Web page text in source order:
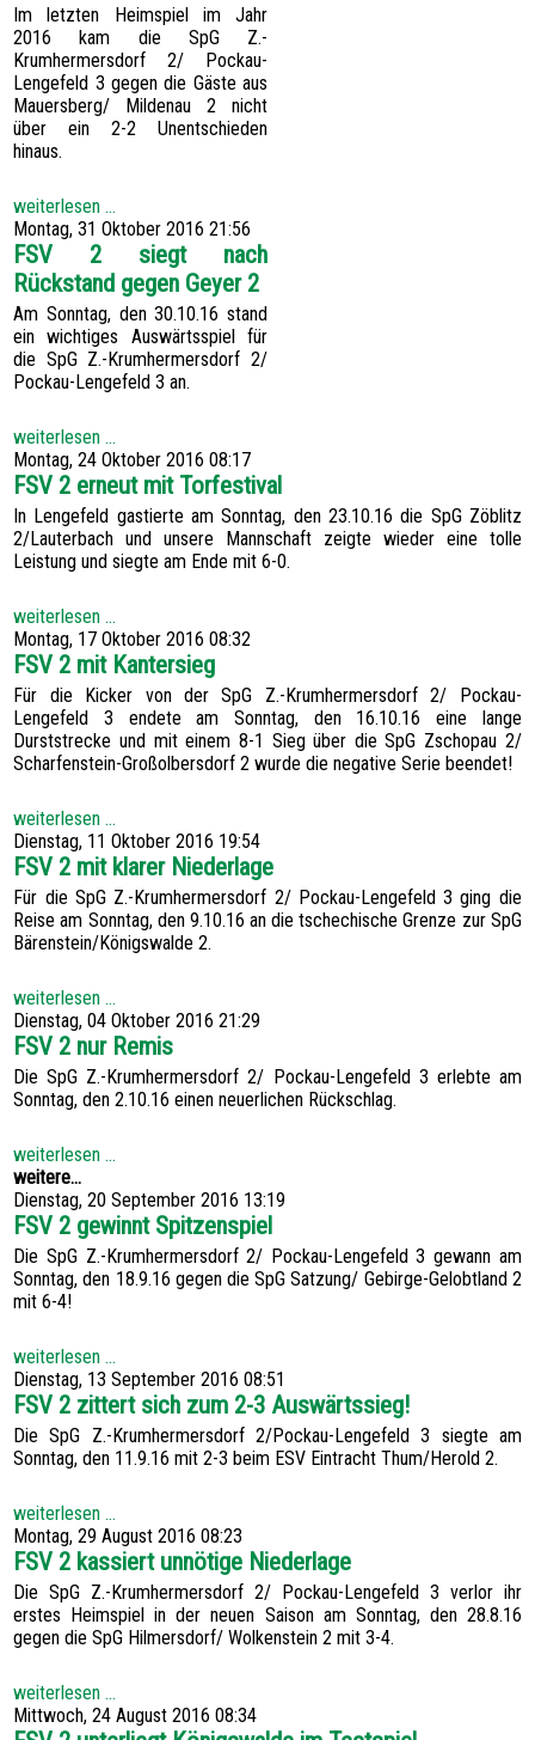
Im letzten Heimspiel im Jahr
2016 kam die SpG Z.-
Krumhermersdorf 2/ Pockau-
Lengefeld 3 gegen die Gäste aus
Mauersberg/ Mildenau 2 nicht
über ein 2-2 Unentschieden
hinaus.
weiterlesen ...
Montag, 31 Oktober 2016 21:56
FSV 2 siegt nach
Rückstand gegen Geyer 2
Am Sonntag, den 30.10.16 stand
ein wichtiges Auswärtsspiel für
die SpG Z.-Krumhermersdorf 2/
Pockau-Lengefeld 3 an.
weiterlesen ...
Montag, 24 Oktober 2016 08:17
FSV 2 erneut mit Torfestival
In Lengefeld gastierte am Sonntag, den 23.10.16 die SpG Zöblitz
2/Lauterbach und unsere Mannschaft zeigte wieder eine tolle
Leistung und siegte am Ende mit 6-0.
weiterlesen ...
Montag, 17 Oktober 2016 08:32
FSV 2 mit Kantersieg
Für die Kicker von der SpG Z.-Krumhermersdorf 2/ Pockau-
Lengefeld 3 endete am Sonntag, den 16.10.16 eine lange
Durststrecke und mit einem 8-1 Sieg über die SpG Zschopau 2/
Scharfenstein-Großolbersdorf 2 wurde die negative Serie beendet!
weiterlesen ...
Dienstag, 11 Oktober 2016 19:54
FSV 2 mit klarer Niederlage
Für die SpG Z.-Krumhermersdorf 2/ Pockau-Lengefeld 3 ging die
Reise am Sonntag, den 9.10.16 an die tschechische Grenze zur SpG
Bärenstein/Königswalde 2.
weiterlesen ...
Dienstag, 04 Oktober 2016 21:29
FSV 2 nur Remis
Die SpG Z.-Krumhermersdorf 2/ Pockau-Lengefeld 3 erlebte am
Sonntag, den 2.10.16 einen neuerlichen Rückschlag.
weiterlesen ...
weitere...
Dienstag, 20 September 2016 13:19
FSV 2 gewinnt Spitzenspiel
Die SpG Z.-Krumhermersdorf 2/ Pockau-Lengefeld 3 gewann am
Sonntag, den 18.9.16 gegen die SpG Satzung/ Gebirge-Gelobtland 2
mit 6-4!
weiterlesen ...
Dienstag, 13 September 2016 08:51
FSV 2 zittert sich zum 2-3 Auswärtssieg!
Die SpG Z.-Krumhermersdorf 2/Pockau-Lengefeld 3 siegte am
Sonntag, den 11.9.16 mit 2-3 beim ESV Eintracht Thum/Herold 2.
weiterlesen ...
Montag, 29 August 2016 08:23
FSV 2 kassiert unnötige Niederlage
Die SpG Z.-Krumhermersdorf 2/ Pockau-Lengefeld 3 verlor ihr
erstes Heimspiel in der neuen Saison am Sonntag, den 28.8.16
gegen die SpG Hilmersdorf/ Wolkenstein 2 mit 3-4.
weiterlesen ...
Mittwoch, 24 August 2016 08:34